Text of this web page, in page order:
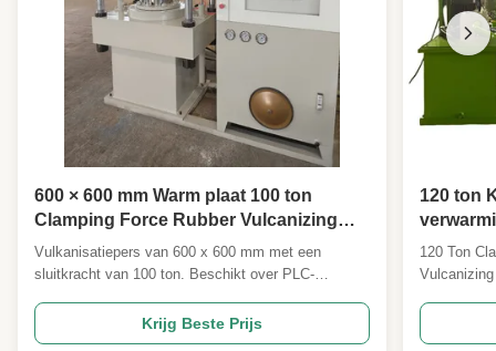
600 × 600 mm Warm plaat 100 ton
Clamping Force Rubber Vulcanizing
Press Machine met PLC-
besturingssysteem voor het maken van
Vulkanisatiepers van 600 x 600 mm met een
sluitkracht van 100 ton. Beschikt over PLC-
verwarming voor nauwkeurige, efficiënte productie
van rubberblokken. Het zeer sterke stalen frame
Krijg Beste Prijs
120 ton
pers
120 Ton
specialized